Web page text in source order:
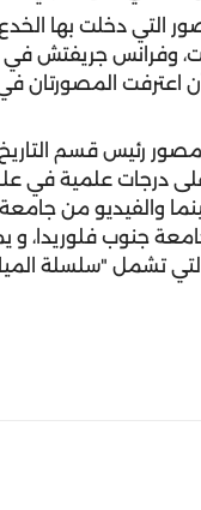
التي دخلت بها
رئيس قسم
درجات علمية في
والفيديو من
جنوب فلوريدا، و
تشمل "سلسلة